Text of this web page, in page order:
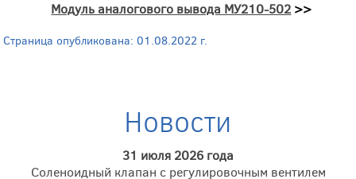
Модуль аналогового вывода МУ210-502 >>
Страница опубликована: 01.08.2022 г.
Новости
31 июля 2026 года
Соленоидный клапан с регулировочным вентилем